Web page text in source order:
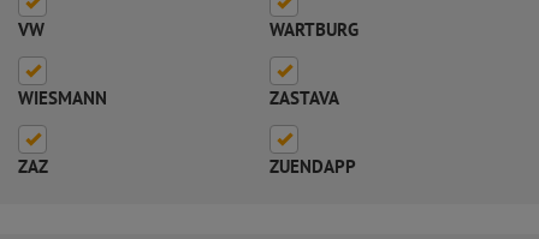
VW WARTBURG
WIESMANN ZASTAVA
ZAZ ZUENDAPP